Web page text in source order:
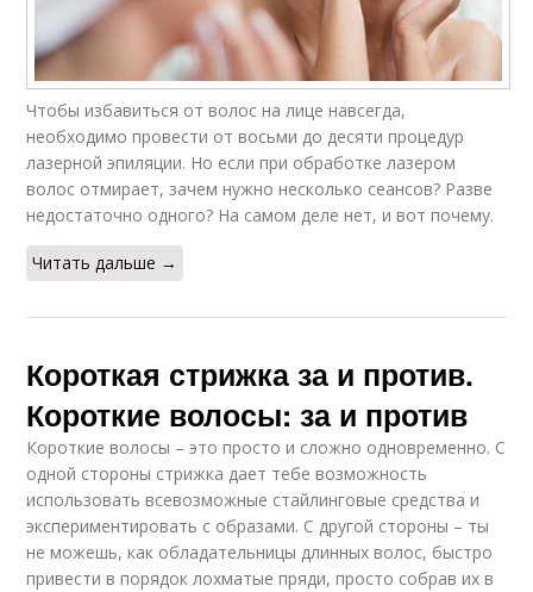
Чтобы избавиться от волос на лице навсегда,
необходимо провести от восьми до десяти процедур
лазерной эпиляции. Но если при обработке лазером
волос отмирает, зачем нужно несколько сеансов? Разве
недостаточно одного? На самом деле нет, и вот почему.
Читать дальше →
Короткая стрижка за и против.
Короткие волосы: за и против
Короткие волосы – это просто и сложно одновременно. С
одной стороны стрижка дает тебе возможность
использовать всевозможные стайлинговые средства и
экспериментировать с образами. С другой стороны – ты
не можешь, как обладательницы длинных волос, быстро
привести в порядок лохматые пряди, просто собрав их в